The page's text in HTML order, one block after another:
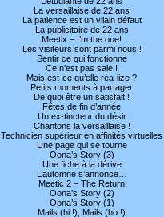
La versaillaise de 22 ans
La patience est un vilain défaut
La publicitaire de 22 ans
Meetix – I’m the one!
Les visiteurs sont parmi nous !
Sentir ce qui fonctionne
Ce n’est pas sale !
Mais est-ce qu’elle réa-lize ?
Petits moments à partager
De quoi être un satisfait !
Fêtes de fin d’année
Un ex-tincteur du désir
Chantons la versaillaise !
Technicien supérieur en affinités virtuelles
Une page qui se tourne
Oona’s Story (3)
Une fiche à la dérive
L’automne s’annonce…
Meetic 2 – The Return
Oona’s Story (2)
Oona’s Story (1)
Mails (hi !), Mails (ho !)